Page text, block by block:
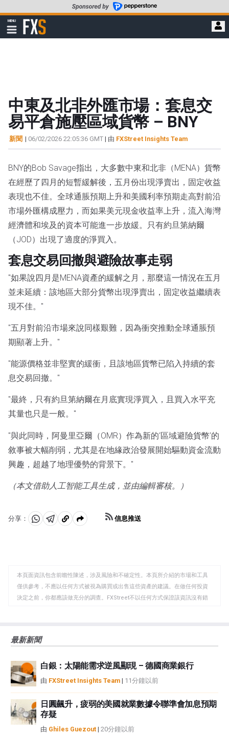
至
要
MENU
顯
示
FXStreet
中東及北非外匯市場：套息交
易平倉施壓區域貨幣 – BNY
新聞 | 06/02/2026 22:05:36 GMT | 由 FXStreet Insights Team
BNY的Bob Savage指出，大多數中東和北非（MENA）貨幣
在經歷了四月的短暫緩解後，五月份出現淨賣出，固定收益
表現也不佳。全球通脹預期上升和美國利率預期走高對前沿
市場外匯構成壓力，而如果美元現金收益率上升，流入海灣
經濟體和埃及的資本可能進一步放緩。只有約旦第納爾
（JOD）出現了適度的淨買入。
套息交易回撤與避險故事走弱
"如果說四月是MENA資產的緩解之月，那麼這一情況在五月
並未延續：該地區大部分貨幣出現淨賣出，固定收益繼續表
現不佳。"
"五月對前沿市場來說同樣艱難，因為衝突推動全球通脹預
期顯著上升。"
"能源價格並非堅實的緩衝，且該地區貨幣已陷入持續的套
息交易回撤。"
"最終，只有約旦第納爾在月底實現淨買入，且買入水平充
其量也只是一般。"
"與此同時，阿曼里亞爾（OMR）作為新的‘區域避險貨幣’的
敘事被大幅削弱，尤其是在地緣政治發展開始驅動資金流動
興趣，超越了地理優勢的背景下。"
（本文借助人工智能工具生成，並由編輯審核。）
分享：
分 分 複
板
信息推送
本頁面資訊包含前瞻性陳述，涉及風險和不確定性。本頁所介紹的市場和工具
僅供參考，不應以任何方式被視為購買或出售這些資產的建議。在做任何投資
決定之前，你都應該做充分的調查。FXStreet不以任何方式保證該資訊沒有錯
觀點，並不代表FXStreet或其廣告商的官方政策或立場。作者不對本頁連結的
如果文章正文中沒有明確提到，在撰寫本文時，作者在本文中提到的任何股票
中都沒有頭寸，也沒有與文中提到的任何公司有業務關係。除了FXStreet，作
者沒有收到撰寫這篇文章的報酬。
FXStreet和作者不提供個性化的建議。作者對該資訊的準確性、完整性或適用
性不作任何陳述。FXStreet和作者將不承擔任何錯誤，遺漏或任何損失，傷害
或損害由此資訊及其顯示或使用引起的。錯誤和遺漏除外。本文作者和
FXStreet並非註冊投資顧問，本文內容無意提供任何投資建議。
最新新聞
白銀：太陽能需求逆風顯現 – 德國商業銀行
由 FXStreet Insights Team | 11分鐘以前
日圓飆升，疲弱的美國就業數據令聯準會加息預期
存疑
由 Ghiles Guezout | 20分鐘以前